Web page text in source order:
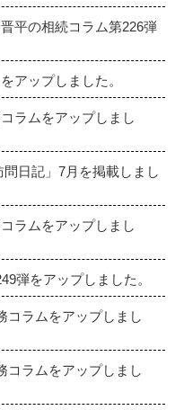
平の相続コラム第226弾
アップしました。
ラムをアップしまし
日記」7月を掲載しまし
ラムをアップしまし
弾をアップしました。
ラムをアップしまし
ラムをアップしまし